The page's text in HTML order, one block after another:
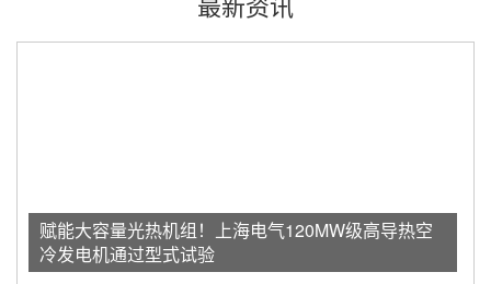
赋能大容量光热机组！上海电气120MW级高导热空
冷发电机通过型式试验